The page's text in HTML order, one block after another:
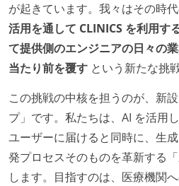
が起きています。我々はその時
活用を通して CLINICS を利用す
て提供側のエンジニアの日々の
当たり前を覆す という新たな挑
この挑戦の中核を担うのが、新
プ」です。私たちは、AI を活用
ユーザーに届けると同時に、生
発プロセスそのものを革新する
します。目指すのは、医療機関